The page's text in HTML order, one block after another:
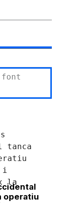
operatiu